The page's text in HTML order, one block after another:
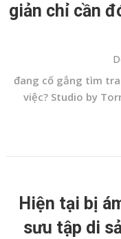
giản chỉ cần
đang cố gắng tìm
việc? Studio by
Hiện tại bị
sưu tập di